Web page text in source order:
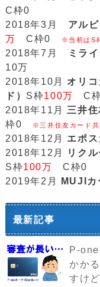
C枠0
2018年3月 アル
万 C枠0 ※当初はS
2018年7月 ミラ
10万
2018年10月 オリ
ド） S枠100万
C
2018年11月 三井
枠0
※三井住友カード共
2018年12月 エポ
2018年12月
リク
S枠100万 C枠0
2019年2月
MUJI
最新記事
P-
かか
すけ